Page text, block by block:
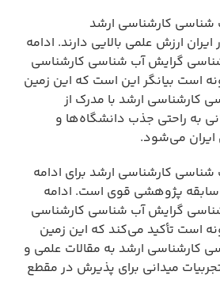
کارشناسی ارشد
ارزش علمی بالایی دارند. ادامه
گرایش آب شناسی کارشناسی
است بیانگر این است که این زمین
کارشناسی ارشد با مدرک از
به راحتی جذب دانشگاه‌ها و
می‌شود.
کارشناسی ارشد برای ادامه
سابقه پژوهشی قوی است. ادامه
گرایش آب شناسی کارشناسی
است تأکید می‌کند که این زمین
کارشناسی ارشد به مقالات علمی و
میدانی برای پذیرش در مقطع